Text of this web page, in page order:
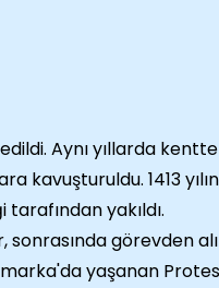
Aynı yıllarda
kavuşturuldu. 1413
tarafından yakıldı.
sonrasında görevden
yaşanan